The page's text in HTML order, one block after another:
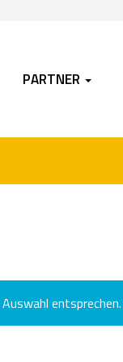
PARTNER
entsprechen.